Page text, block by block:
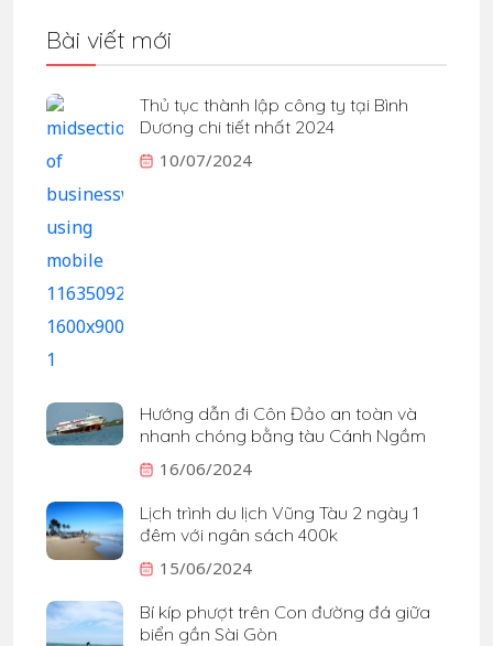
Bài viết mới
Thủ tục thành lập công ty tại Bình
Dương chi tiết nhất 2024
10/07/2024
Hướng dẫn đi Côn Đảo an toàn và
nhanh chóng bằng tàu Cánh Ngầm
16/06/2024
Lịch trình du lịch Vũng Tàu 2 ngày 1
đêm với ngân sách 400k
15/06/2024
Bí kíp phượt trên Con đường đá giữa
biển gần Sài Gòn